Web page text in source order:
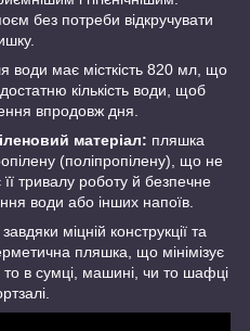
без потреби відкручувати
води має місткість 820 мл, що
кількість води, щоб
впродовж дня.
матеріал: пляшка
(поліпропілену), що не
тривалу роботу й безпечне
води або інших напоїв.
завдяки міцній конструкції та
пляшка, що мінімізує
то в сумці, машині, чи то шафці